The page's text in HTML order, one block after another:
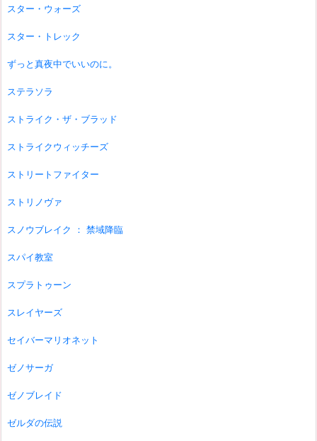
スター・ウォーズ
スター・トレック
ずっと真夜中でいいのに。
ステラソラ
ストライク・ザ・ブラッド
ストライクウィッチーズ
ストリートファイター
ストリノヴァ
スノウブレイク ： 禁域降臨
スパイ教室
スプラトゥーン
スレイヤーズ
セイバーマリオネット
ゼノサーガ
ゼノブレイド
ゼルダの伝説